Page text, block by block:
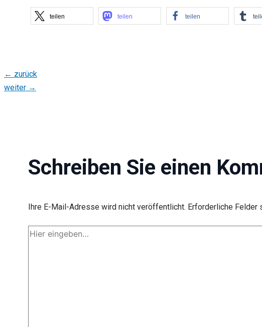
teilen teilen teilen
← zurück
weiter →
Schreiben Sie einen
Ihre E-Mail-Adresse wird nicht veröffentlicht. Erforderliche Felder
Hier